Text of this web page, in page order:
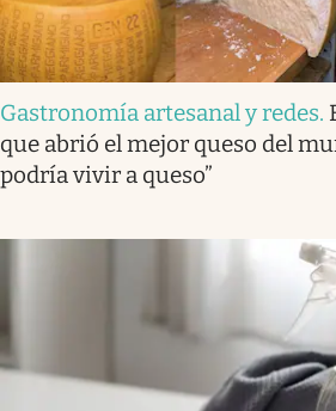
Gastronomía artesanal y redes.
que abrió el mejor queso del
podría vivir a queso”